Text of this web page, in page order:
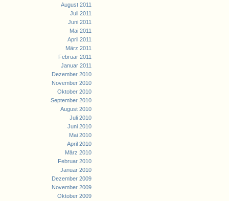
August 2011
Juli 2011
Juni 2011
Mai 2011
April 2011
März 2011
Februar 2011
Januar 2011
Dezember 2010
November 2010
Oktober 2010
September 2010
August 2010
Juli 2010
Juni 2010
Mai 2010
April 2010
März 2010
Februar 2010
Januar 2010
Dezember 2009
November 2009
Oktober 2009